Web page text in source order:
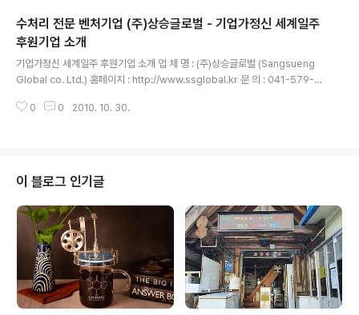
급배관에서는 접지전류나 누전전류 등의 전기 부식 방지 기능 밑받침 부분이 안
쪽으로 고정 할 수 있어 좁은 공간 및 코너 부분에 시공이 용이 기존 U볼트 형식
고정의 단점인 지반침하 및 배관의 비틀림 등으로 인한 ..
수처리 전문 벤처기업 (주)상승글로벌 - 기업가정신 세계일주
후원기업 소개
기업가정신 세계일주 후원기업 소개 업 체 명 : (주)상승글로벌 (Sangsueng
Global co. Ltd.) 홈페이지 : http://www.ssglobal.kr 문 의 : 041-579-0
표이사 : 최호상 업 종 : 제조, 컨설팅 품 목 : 저수지 수질정화장치, 녹조제거용
0 0 2010. 10. 30.
이 블로그 인기글